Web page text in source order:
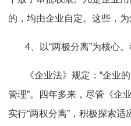
的，均由企业自定。这些，
4、以“两极分离”为核心
《企业法》规定：“企业
管理”。四年多来，尽管《企
实行“两权分离”，积极探索